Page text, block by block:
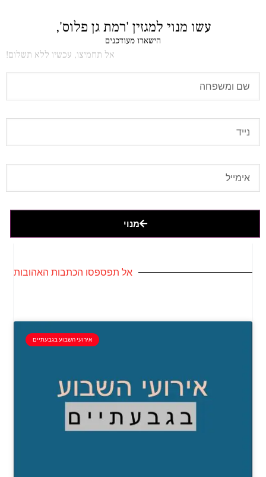
עשו מנוי למגזין 'רמת גן פלוס',
הישארו מעודכנים
אל תחמיצו, עכשיו ללא תשלום!
מנוי
אל תפספסו הכתבות האהובות
אירועי השבוע בגבעתיים